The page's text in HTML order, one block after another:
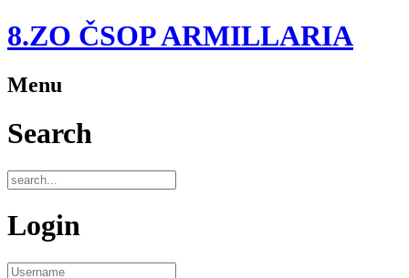
8.ZO ČSOP ARMILLARIA
Menu
Search
Login